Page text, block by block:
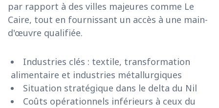
par rapport à des villes majeures comme Le
Caire, tout en fournissant un accès à une main-
d'œuvre qualifiée.
Industries clés : textile, transformation
alimentaire et industries métallurgiques
Situation stratégique dans le delta du Nil
Coûts opérationnels inférieurs à ceux du